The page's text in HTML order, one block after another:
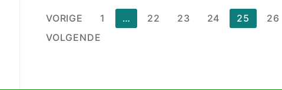
Berichten
paginering
VORIGE 1 … 22 23 24 25 26
VOLGENDE